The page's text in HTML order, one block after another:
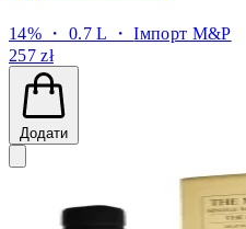
14% ・ 0.7 L ・Імпорт M&P
257 zł
Додати